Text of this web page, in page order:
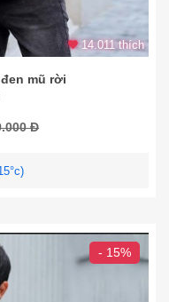
14.011 thích
mũ rời
Đ
- 15%